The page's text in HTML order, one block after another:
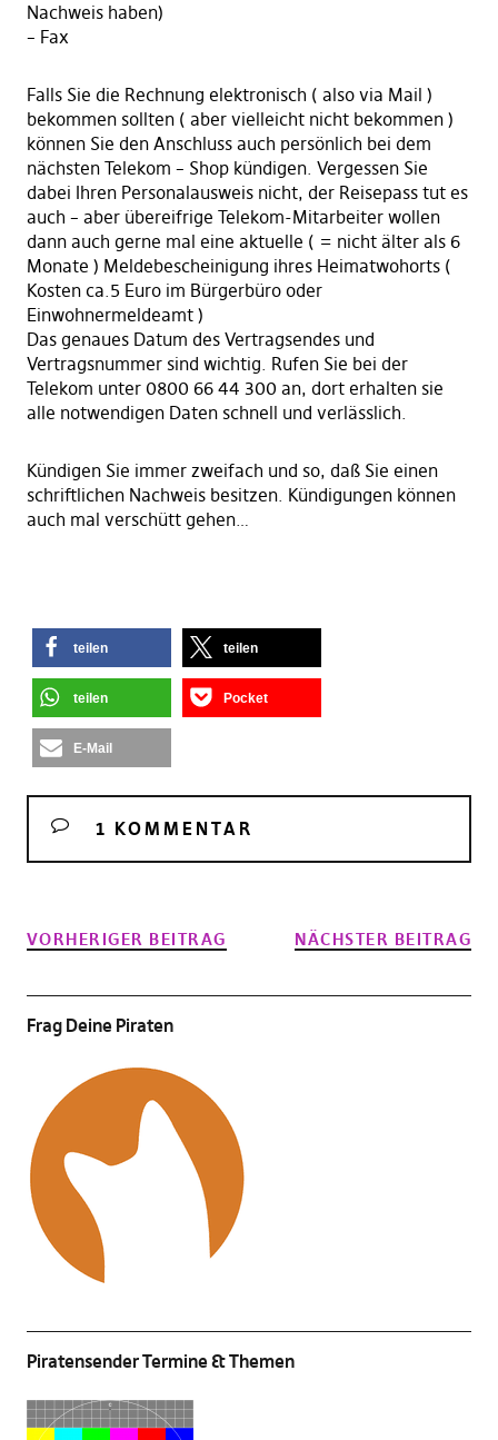
Nachweis haben)
– Fax
Falls Sie die Rechnung elektronisch ( also via Mail )
bekommen sollten ( aber vielleicht nicht bekommen )
können Sie den Anschluss auch persönlich bei dem
nächsten Telekom – Shop kündigen. Vergessen Sie
dabei Ihren Personalausweis nicht, der Reisepass tut es
auch – aber übereifrige Telekom-Mitarbeiter wollen
dann auch gerne mal eine aktuelle ( = nicht älter als 6
Monate ) Meldebescheinigung ihres Heimatwohorts (
Kosten ca.5 Euro im Bürgerbüro oder
Einwohnermeldeamt )
Das genaues Datum des Vertragsendes und
Vertragsnummer sind wichtig. Rufen Sie bei der
Telekom unter 0800 66 44 300 an, dort erhalten sie
alle notwendigen Daten schnell und verlässlich.
Kündigen Sie immer zweifach und so, daß Sie einen
schriftlichen Nachweis besitzen. Kündigungen können
auch mal verschütt gehen…
teilen teilen
teilen Pocket
E-Mail
1 KOMMENTAR
VORHERIGER BEITRAG NÄCHSTER BEITRAG
Frag Deine Piraten
Piratensender Termine & Themen